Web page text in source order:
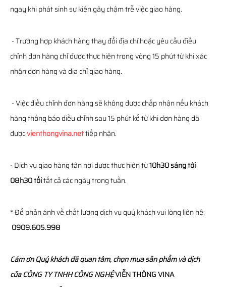
ngay khi phát sinh sự kiện gây chậm trễ việc giao hàng.
- Trường hợp khách hàng thay đổi địa chỉ hoặc yêu cầu điều
chỉnh đơn hàng chỉ được thực hiện trong vòng 15 phút từ khi xác
nhận đơn hàng và địa chỉ giao hàng.
- Việc điều chỉnh đơn hàng sẽ không được chấp nhận nếu khách
hàng thông báo điều chỉnh sau 15 phút kể từ khi đơn hàng đã
đượcvienthongvina.nettiếp nhận.
- Dịch vụ giao hàng tận nơi được thực hiện từ10h30 sáng tới
08h30 tốitất cả các ngày trong tuần.
* Để phản ánh về chất lượng dịch vụ quý khách vui lòng liên hệ:
0909.605.998
Cám ơn Quý khách đã quan tâm, chọn mua sản phẩm và dịch
củaCÔNG TY TNHH CÔNG NGHỆVIỄN THÔNGVINA